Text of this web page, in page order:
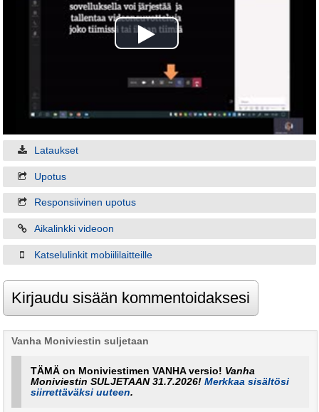
Play
Video
Lataukset
Upotus
Responsiivinen upotus
Aikalinkki videoon
Katselulinkit mobiililaitteille
Vanha Moniviestin suljetaan
TÄMÄ on Moniviestimen VANHA versio! Vanha
Moniviestin SULJETAAN 31.7.2026!Merkkaa sisältösi
siirrettäväksi uuteen.